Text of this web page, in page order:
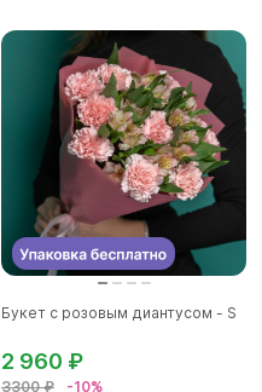
Букет с розовым диантусом - S
3300 ₽ -10%
2 960 ₽